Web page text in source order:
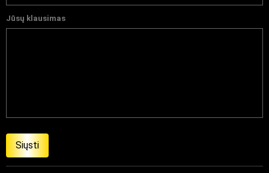
Jūsų klausimas